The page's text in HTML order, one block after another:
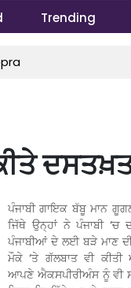
Trending
ਪੰਜਾਬੀ ਗਾਇਕ ਬੱਬੂ ਮਾਨ
ਜਿੱਥੇ ਉਨ੍ਹਾਂ ਨੇ ਪੰਜਾਬੀ ‘ਚ
ਪੰਜਾਬੀਆਂ ਦੇ ਲਈ ਬੜੇ ਮਾਣ
ਮੌਕੇ ‘ਤੇ ਗੱਲਬਾਤ ਵੀ
ਆਪਣੇ ਐਕਸਪੀਰੀਅੰਸ ਨੂੰ ਵੀ